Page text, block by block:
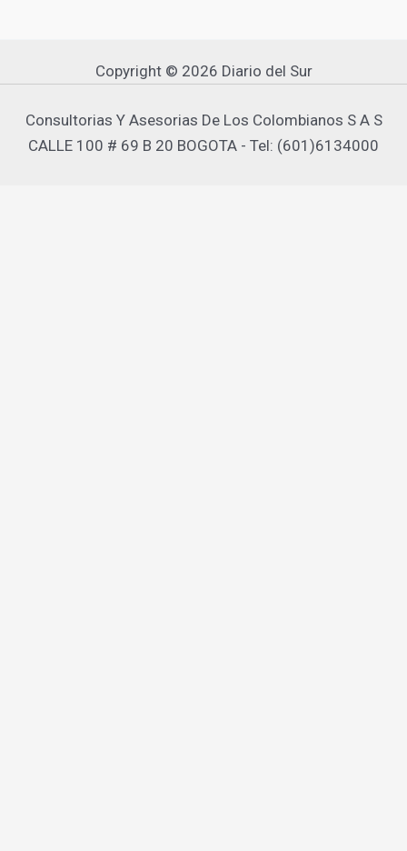
Copyright © 2026 Diario del Sur
Consultorias Y Asesorias De Los Colombianos S A S
CALLE 100 # 69 B 20 BOGOTA - Tel: (601)6134000